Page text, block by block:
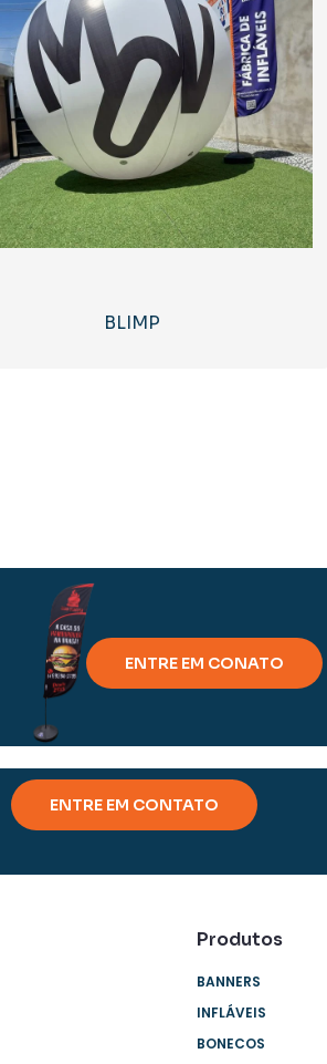
BLIMP
ENTRE EM CONATO
ENTRE EM CONTATO
Produtos
BANNERS
INFLÁVEIS
BONECOS